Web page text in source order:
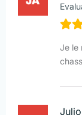
Je le